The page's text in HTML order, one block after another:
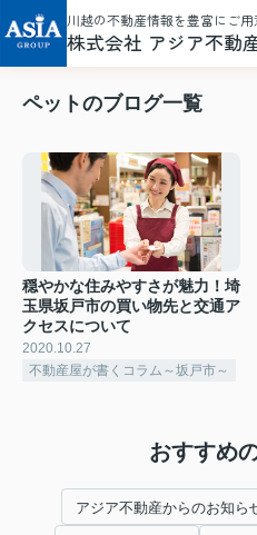
川越の不動産情報を豊富にご用
株式会社 アジア不動
ペットのブログ一覧
穏やかな住みやすさが魅力！埼
玉県坂戸市の買い物先と交通ア
クセスについて
2020.10.27
不動産屋が書くコラム～坂戸市～
おすすめ
アジア不動産からのお知ら